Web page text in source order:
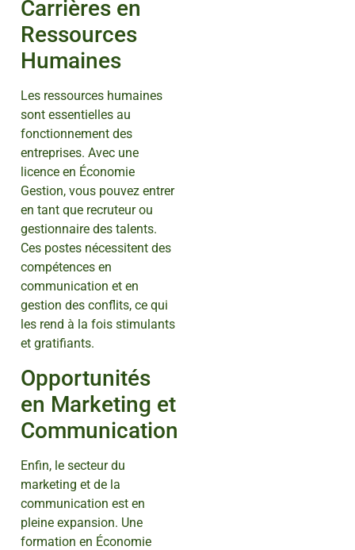
Carrières en
Ressources
Humaines
Les ressources humaines
sont essentielles au
fonctionnement des
entreprises. Avec une
licence en Économie
Gestion, vous pouvez entrer
en tant que recruteur ou
gestionnaire des talents.
Ces postes nécessitent des
compétences en
communication et en
gestion des conflits, ce qui
les rend à la fois stimulants
et gratifiants.
Opportunités
en Marketing et
Communication
Enfin, le secteur du
marketing et de la
communication est en
pleine expansion. Une
formation en Économie